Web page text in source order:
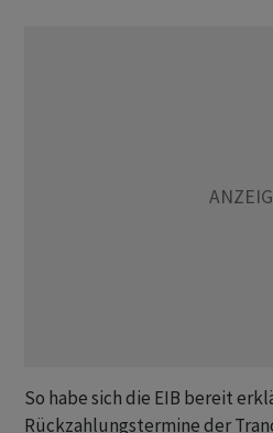
So habe sich die EIB bereit
Rückzahlungstermine der